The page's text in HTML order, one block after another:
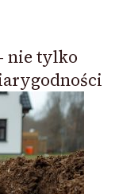
nie tylko